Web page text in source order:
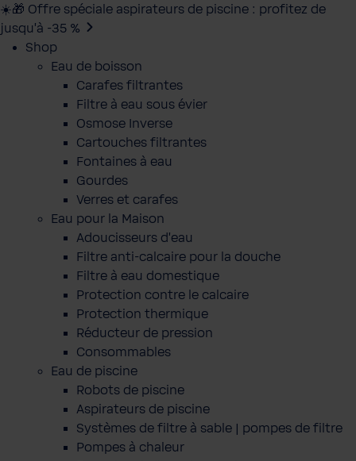
☀️🎁 Offre spéciale aspirateurs de piscine : profitez de
jusqu’à -35 %
Shop
Eau de boisson
Carafes filtrantes
Filtre à eau sous évier
Osmose Inverse
Cartouches filtrantes
Fontaines à eau
Gourdes
Verres et carafes
Eau pour la Maison
Adoucisseurs d'eau
Filtre anti-calcaire pour la douche
Filtre à eau domestique
Protection contre le calcaire
Protection thermique
Réducteur de pression
Consommables
Eau de piscine
Robots de piscine
Aspirateurs de piscine
Systèmes de filtre à sable | pompes de filtre
Pompes à chaleur